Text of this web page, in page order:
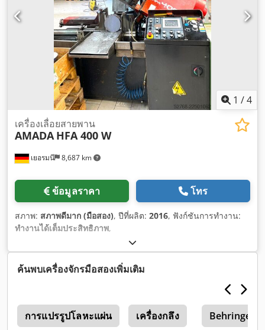
1 /4
เยอรมนี 8,687 km
เครื่องเลื่อยสายพาน
AMADA HFA 400 W
ข้อมูลราคา โทร
สภาพ: สภาพดีมาก (มือสอง), ปีที่ผลิต: 2016, ฟังก์ชันการทำงาน:
ทำงานได้เต็มประสิทธิภาพ,
ค้นพบเครื่องจักรมือสองเพิ่มเติม
การแปรรูปโลหะแผ่น เครื่องกลึง Behringer